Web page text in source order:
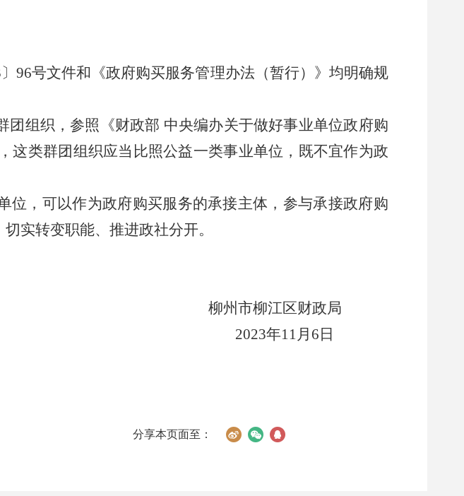
〕 96号文件和《政府购买服务管理办法（暂行）》均明确规
组织，参照《财政部 中央编办关于做好事业单位政府购
这类群团组织应当比照公益一类事业单位，既不宜作为政
，可以作为政府购买服务的承接主体，参与承接政府购
实转变职能、推进政社分开。
柳州市柳江区财政局
2023年11月 6 日
分享本页面至：